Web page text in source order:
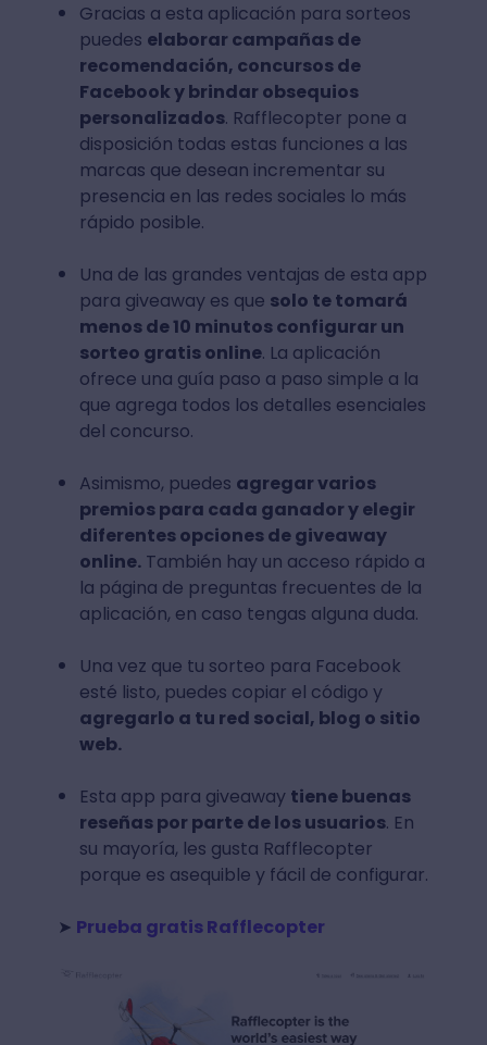
Gracias a esta aplicación para sorteos
puedes elaborar campañas de
recomendación, concursos de
Facebook y brindar obsequios
personalizados. Rafflecopter pone a
disposición todas estas funciones a las
marcas que desean incrementar su
presencia en las redes sociales lo más
rápido posible.
Una de las grandes ventajas de esta app
para giveaway es que solo te tomará
menos de 10 minutos configurar un
sorteo gratis online. La aplicación
ofrece una guía paso a paso simple a la
que agrega todos los detalles esenciales
del concurso.
Asimismo, puedes agregar varios
premios para cada ganador y elegir
diferentes opciones de giveaway
online.También hay un acceso rápido a
la página de preguntas frecuentes de la
aplicación, en caso tengas alguna duda.
Una vez que tu sorteo para Facebook
esté listo, puedes copiar el código y
agregarlo a tu red social, blog o sitio
web.
Esta app para giveaway tiene buenas
reseñas por parte de los usuarios. En
su mayoría, les gusta Rafflecopter
porque es asequible y fácil de configurar.
➤ Prueba gratis Rafflecopter